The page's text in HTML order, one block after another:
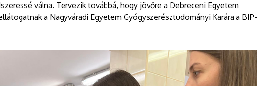
válna. Tervezik továbbá, hogy jövőre a Debreceni Egyetem
a Nagyváradi Egyetem Gyógyszerésztudományi Karára a BIP-